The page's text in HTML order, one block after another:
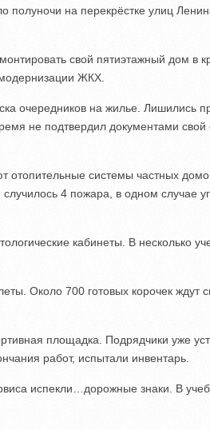
полуночи на перекрёстке улиц
свой пятиэтажный дом в
ЖКХ.
очередников на жилье. Лишились
не подтвердил документами свой
отопительные системы частных
4 пожара, в одном случае
кабинеты. В несколько
Около 700 готовых корочек ждут
площадка. Подрядчики уже
работ, испытали инвентарь.
испекли…дорожные знаки. В